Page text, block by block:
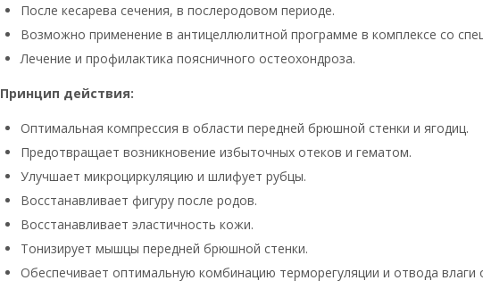
После кесарева сечения, в послеродовом периоде.
Возможно применение в антицеллюлитной программе в комплексе со
Лечение и профилактика поясничного остеохондроза.
Принцип действия:
Оптимальная компрессия в области передней брюшной стенки и ягодиц.
Предотвращает возникновение избыточных отеков и гематом.
Улучшает микроциркуляцию и шлифует рубцы.
Восстанавливает фигуру после родов.
Восстанавливает эластичность кожи.
Тонизирует мышцы передней брюшной стенки.
Обеспечивает оптимальную комбинацию терморегуляции и отвода влаги